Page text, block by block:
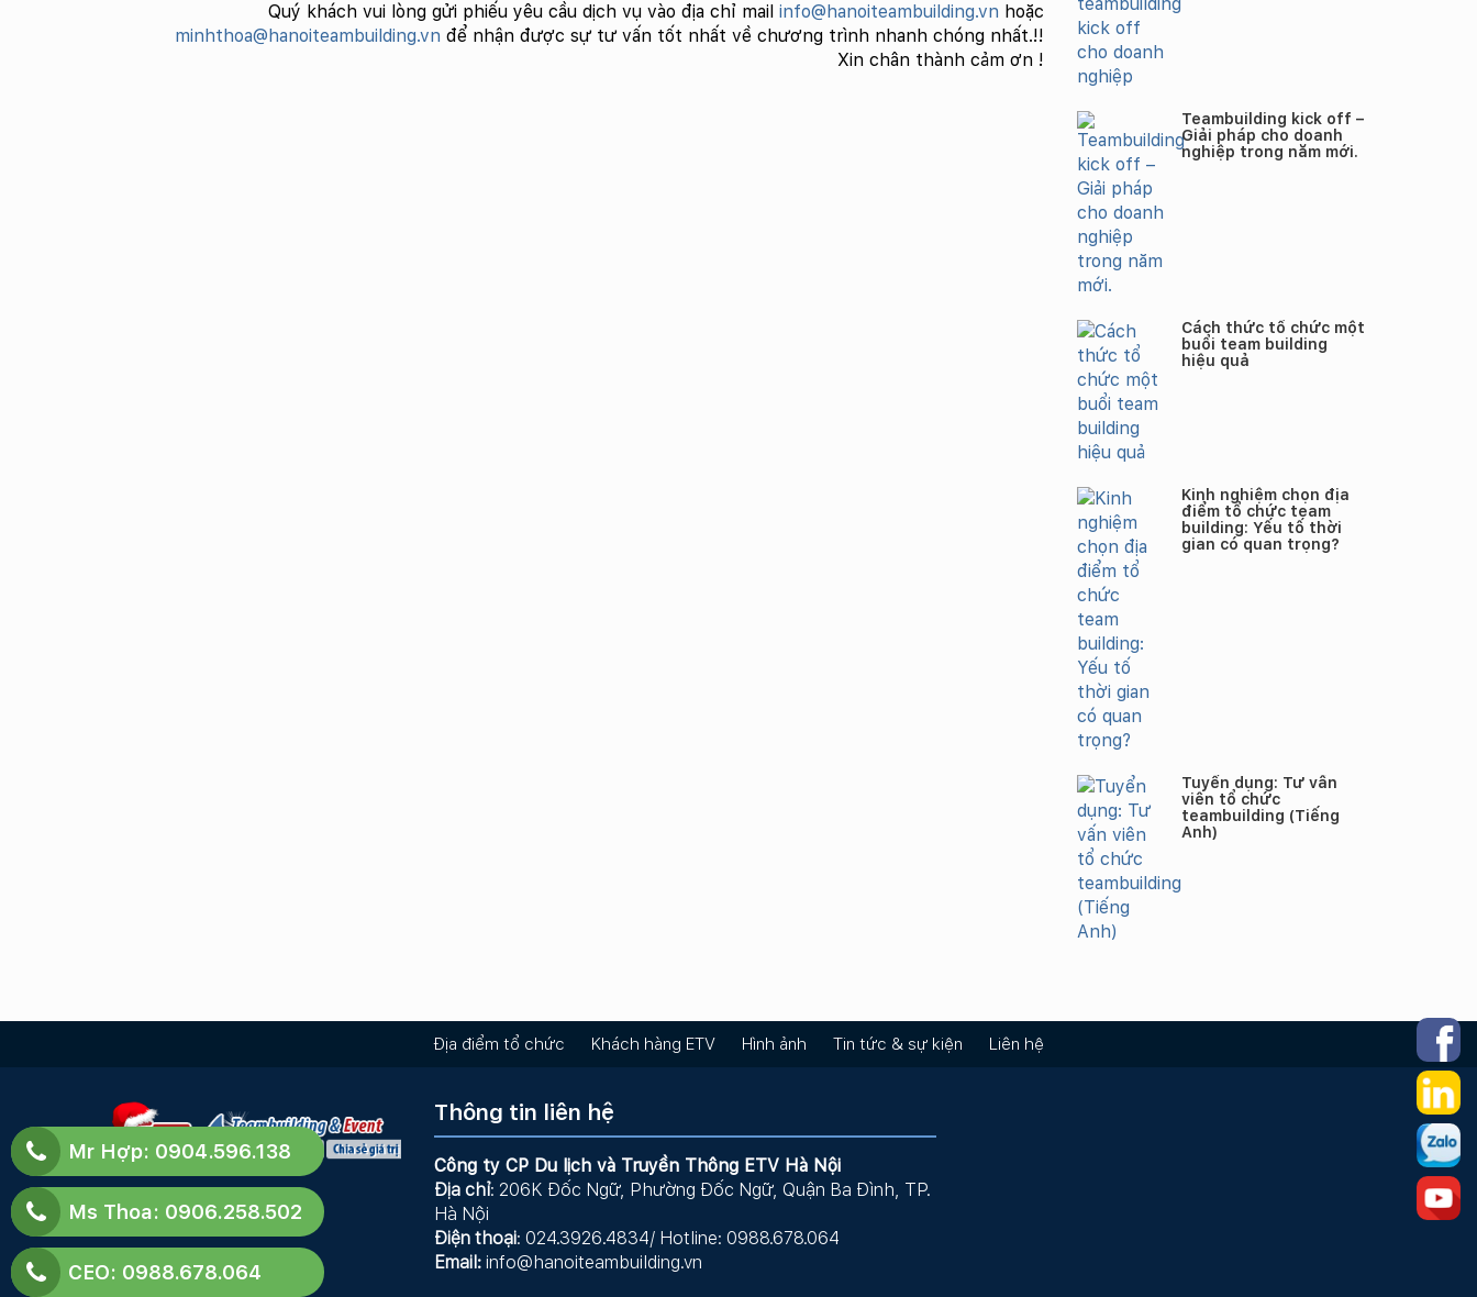
Quý khách vui lòng gửi phiếu yêu cầu dịch vụ vào địa chỉ mail info@hanoiteambuilding.vn hoặc
minhthoa@hanoiteambuilding.vn để nhận được sự tư vấn tốt nhất về chương trình nhanh chóng nhất.!!
Xin chân thành cảm ơn !
Teambuilding kick off –
Giải pháp cho doanh
nghiệp trong năm mới.
Cách thức tổ chức một
buổi team building
hiệu quả
Kinh nghiệm chọn địa
điểm tổ chức team
building: Yếu tố thời
gian có quan trọng?
Tuyển dụng: Tư vấn
viên tổ chức
teambuilding (Tiếng
Anh)
Địa điểm tổ chức Khách hàng ETV Hình ảnh Tin tức & sự kiện Liên hệ
Thông tin liên hệ
Công ty CP Du lịch và Truyền Thông ETV Hà Nội
Địa chỉ: 206K Đốc Ngữ, Phường Đốc Ngữ, Quận Ba Đình, TP.
Hà Nội
Điện thoại: 024.3926.4834/ Hotline: 0988.678.064
Email:info@hanoiteambuilding.vn
Mr Hợp: 0904.596.138
Ms Thoa: 0906.258.502
CEO: 0988.678.064